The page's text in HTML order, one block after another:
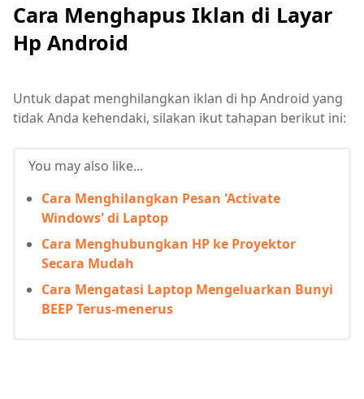
Cara Menghapus Iklan di Layar
Hp Android
Untuk dapat menghilangkan iklan di hp Android yang
tidak Anda kehendaki, silakan ikut tahapan berikut ini:
You may also like...
Cara Menghilangkan Pesan 'Activate
Windows' di Laptop
Cara Menghubungkan HP ke Proyektor
Secara Mudah
Cara Mengatasi Laptop Mengeluarkan Bunyi
BEEP Terus-menerus